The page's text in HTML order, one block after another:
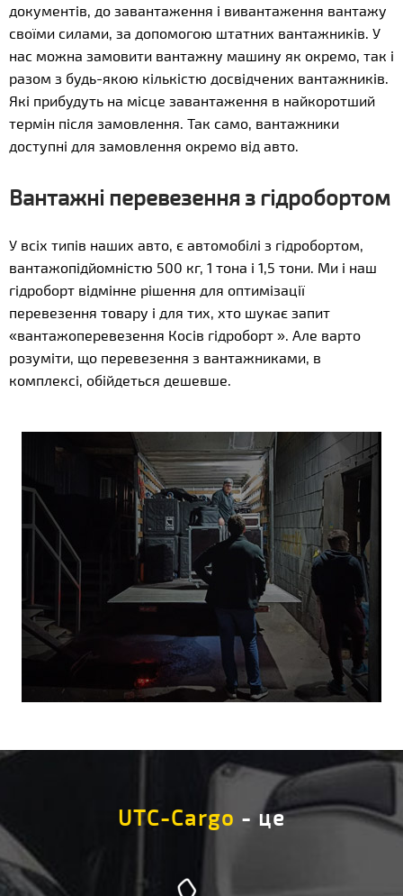
документів, до завантаження і вивантаження вантажу
своїми силами, за допомогою штатних вантажників. У
нас можна замовити вантажну машину як окремо, так і
разом з будь-якою кількістю досвідчених вантажників.
Які прибудуть на місце завантаження в найкоротший
термін після замовлення. Так само, вантажники
доступні для замовлення окремо від авто.
Вантажні перевезення з гідробортом
У всіх типів наших авто, є автомобілі з гідробортом,
вантажопідйомністю 500 кг, 1 тона і 1,5 тони. Ми і наш
гідроборт відмінне рішення для оптимізації
перевезення товару і для тих, хто шукає запит
«вантажоперевезення Косів гідроборт ». Але варто
розуміти, що перевезення з вантажниками, в
комплексі, обійдеться дешевше.
UTC-Cargo - це